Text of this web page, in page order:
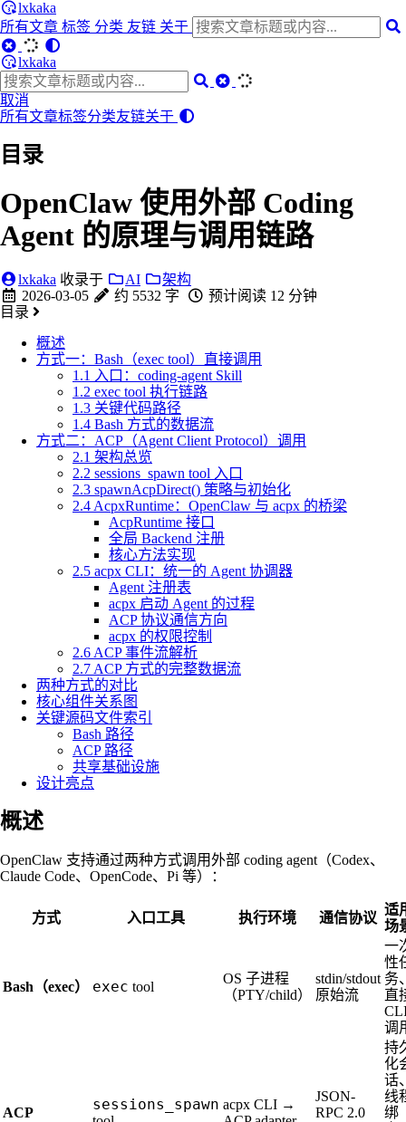
lxkaka
所有文章 标签 分类 友链 关于
lxkaka
取消
所有文章标签分类友链关于
目录
OpenClaw 使用外部 Coding
Agent 的原理与调用链路
lxkaka 收录于 AI
架构
2026-03-05
约 5532 字
预计阅读 12 分钟
目录
概述
方式一：Bash（exec tool）直接调用
1.1 入口：coding-agent Skill
1.2 exec tool 执行链路
1.3 关键代码路径
1.4 Bash 方式的数据流
方式二：ACP（Agent Client Protocol）调用
2.1 架构总览
2.2 sessions_spawn tool 入口
2.3 spawnAcpDirect() 策略与初始化
2.4 AcpxRuntime：OpenClaw 与 acpx 的桥梁
AcpRuntime 接口
全局 Backend 注册
核心方法实现
2.5 acpx CLI：统一的 Agent 协调器
Agent 注册表
acpx 启动 Agent 的过程
ACP 协议通信方向
acpx 的权限控制
2.6 ACP 事件流解析
2.7 ACP 方式的完整数据流
两种方式的对比
核心组件关系图
关键源码文件索引
Bash 路径
ACP 路径
共享基础设施
设计亮点
概述
OpenClaw 支持通过两种方式调用外部 coding agent（Codex、
Claude Code、OpenCode、Pi 等）：
方式 入口工具 执行环境 通信协议
适
场
Bash（exec） exec tool
OS 子进程
（PTY/child）
stdin/stdout
原始流
一
性
务
直
调
ACP sessions_spawn acpx CLI →
JSON-
RPC 2.0
持
化
话
线
绑